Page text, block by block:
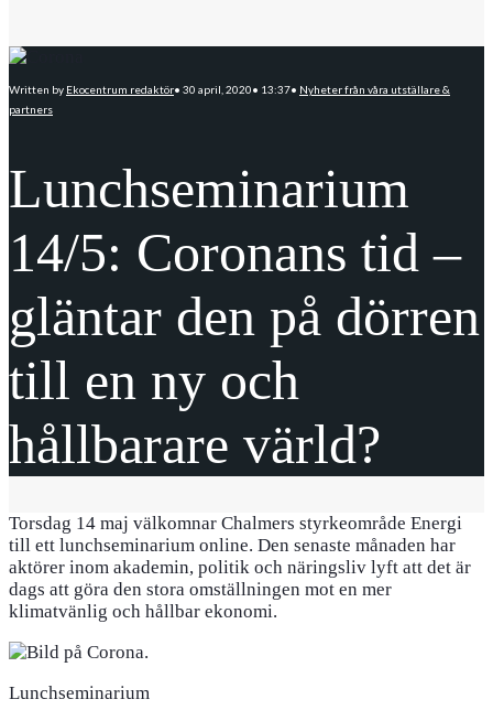
Written by Ekocentrum redaktör• 30 april, 2020• 13:37• Nyheter från våra utställare &
partners
Lunchseminarium
14/5: Coronans tid –
gläntar den på dörren
till en ny och
hållbarare värld?
Torsdag 14 maj välkomnar Chalmers styrkeområde Energi
till ett lunchseminarium online. Den senaste månaden har
aktörer inom akademin, politik och näringsliv lyft att det är
dags att göra den stora omställningen mot en mer
klimatvänlig och hållbar ekonomi.
Lunchseminarium